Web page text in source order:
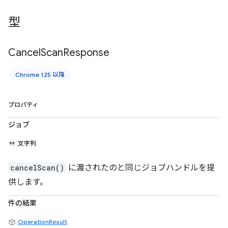
型
CancelScanResponse
Chrome 125 以降
プロパティ
ジョブ
文字列
cancelScan()
に渡されたのと同じジョブハンドルを提
供します。
件の結果
OperationResult